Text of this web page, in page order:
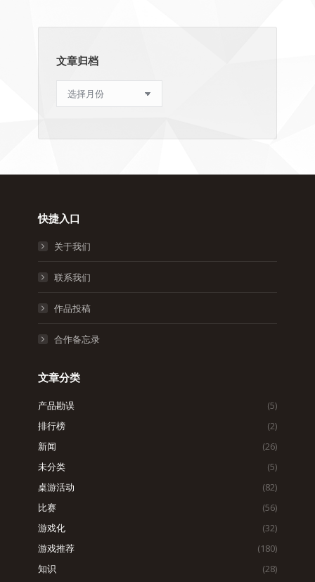
文章归档
章
档
快捷入口
关于我们
联系我们
作品投稿
合作备忘录
文章分类
产品勘误
(5)
排行榜
(2)
新闻
(26)
未分类
(5)
桌游活动
(82)
比赛
(56)
游戏化
(32)
游戏推荐
(180)
知识
(28)